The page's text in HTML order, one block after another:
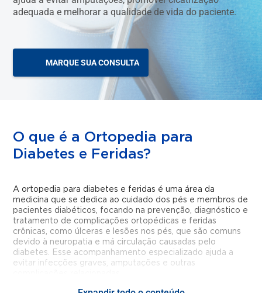
adequada e melhorar a qualidade de vida do paciente.
MARQUE SUA CONSULTA
O que é a Ortopedia para
Diabetes e Feridas?
A ortopedia para diabetes e feridas é uma área da
medicina que se dedica ao cuidado dos pés e membros de
pacientes diabéticos, focando na prevenção, diagnóstico e
tratamento de complicações ortopédicas e feridas
crônicas, como úlceras e lesões nos pés, que são comuns
devido à neuropatia e má circulação causadas pelo
diabetes. Esse acompanhamento especializado ajuda a
evitar infecções graves, amputações e outras